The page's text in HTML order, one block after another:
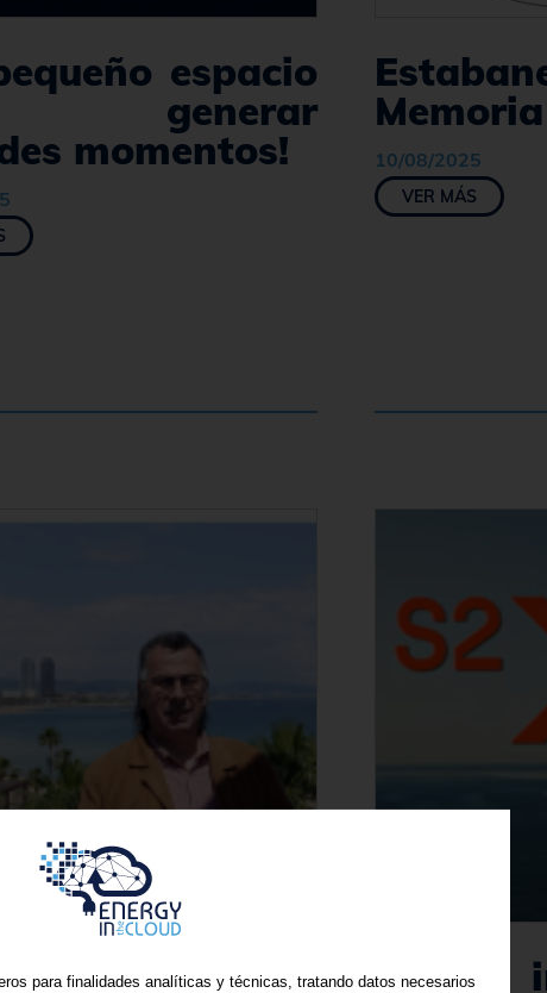
espacio
generar
momentos!
10/08/2025
VER MÁS
in the Cloud
Energy
para finalidades analíticas y técnicas, tratando datos necesarios